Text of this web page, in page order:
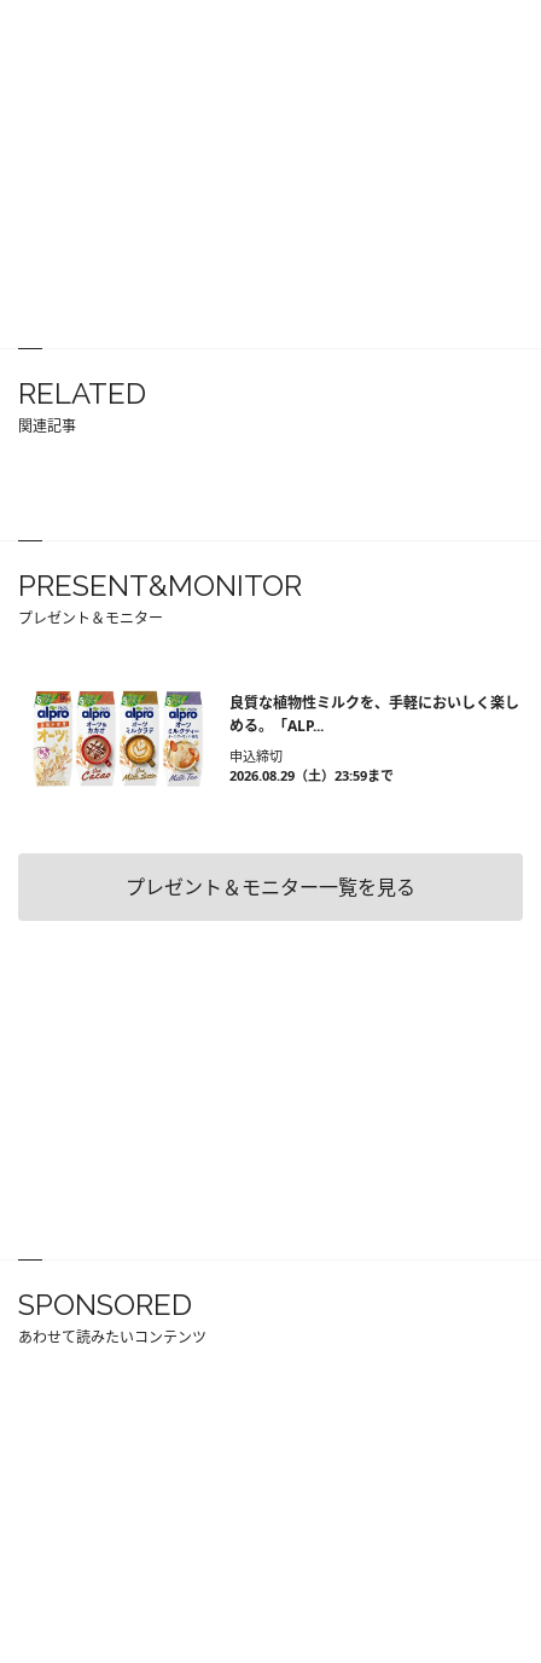
RELATED
関連記事
PRESENT&MONITOR
プレゼント＆モニター
良質な植物性ミルクを、手軽においしく楽し
める。「ALP...
申込締切
2026.08.29（土）23:59まで
プレゼント＆モニター一覧を見る
SPONSORED
あわせて読みたいコンテンツ